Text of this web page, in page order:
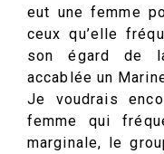
eut une femme
ceux qu’elle
son égard de
accablée un
Je voudrais
femme qui
marginale, le